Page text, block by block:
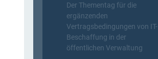
Der Thementag für die
ergänzenden
Vertragsbedingungen von IT-
Beschaffung in der
öffentlichen Verwaltung